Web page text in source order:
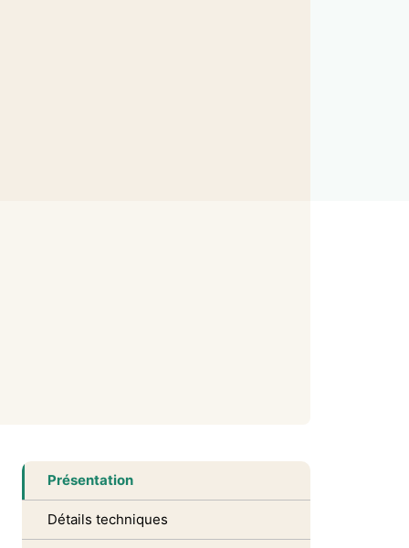
Présentation
Détails techniques